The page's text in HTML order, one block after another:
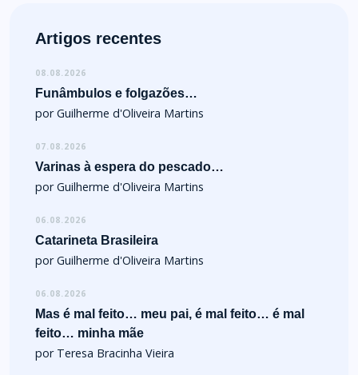
Artigos recentes
08.08.2026
Funâmbulos e folgazões…
por Guilherme d'Oliveira Martins
07.08.2026
Varinas à espera do pescado…
por Guilherme d'Oliveira Martins
06.08.2026
Catarineta Brasileira
por Guilherme d'Oliveira Martins
06.08.2026
Mas é mal feito… meu pai, é mal feito… é mal
feito… minha mãe
por Teresa Bracinha Vieira